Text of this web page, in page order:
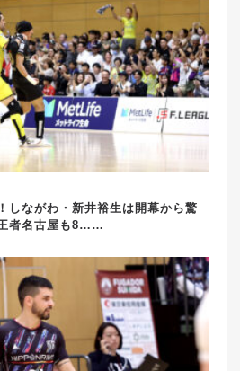
しながわ・新井裕生は開幕から驚
者名古屋も8……